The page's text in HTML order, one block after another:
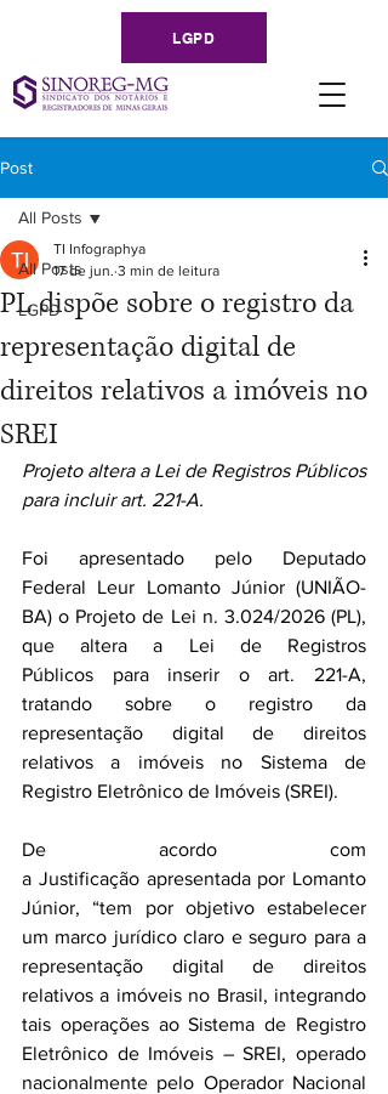
LGPD
Post
All Posts
LGPD
All Posts
PL dispõe sobre o registro da
representação digital de
direitos relativos a imóveis no
SREI
TI Infographya
17 de jun. 3 min de leitura
Projeto altera a Lei de Registros Públicos
para incluir art. 221-A.
Foi apresentado pelo Deputado
Federal Leur Lomanto Júnior (UNIÃO-
BA) o Projeto de Lei n. 3.024/2026 (PL),
que altera a Lei de Registros
Públicos para inserir o art. 221-A,
tratando sobre o registro da
representação digital de direitos
relativos a imóveis no Sistema de
Registro Eletrônico de Imóveis (SREI).
De acordo com
a Justificação apresentada por Lomanto
Júnior, “tem por objetivo estabelecer
um marco jurídico claro e seguro para a
representação digital de direitos
relativos a imóveis no Brasil, integrando
tais operações ao Sistema de Registro
Eletrônico de Imóveis – SREI, operado
nacionalmente pelo Operador Nacional